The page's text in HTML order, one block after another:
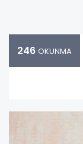
246 OKUNMA